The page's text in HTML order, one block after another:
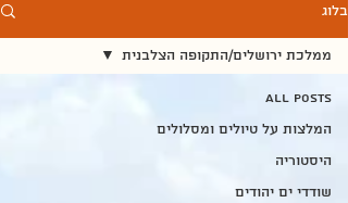
בלוג
All Posts
המלצות על טיולים ומסלולים
היסטוריה
שודדי ים יהודים
ממלכת ירושלים/התקופה הצלבנית